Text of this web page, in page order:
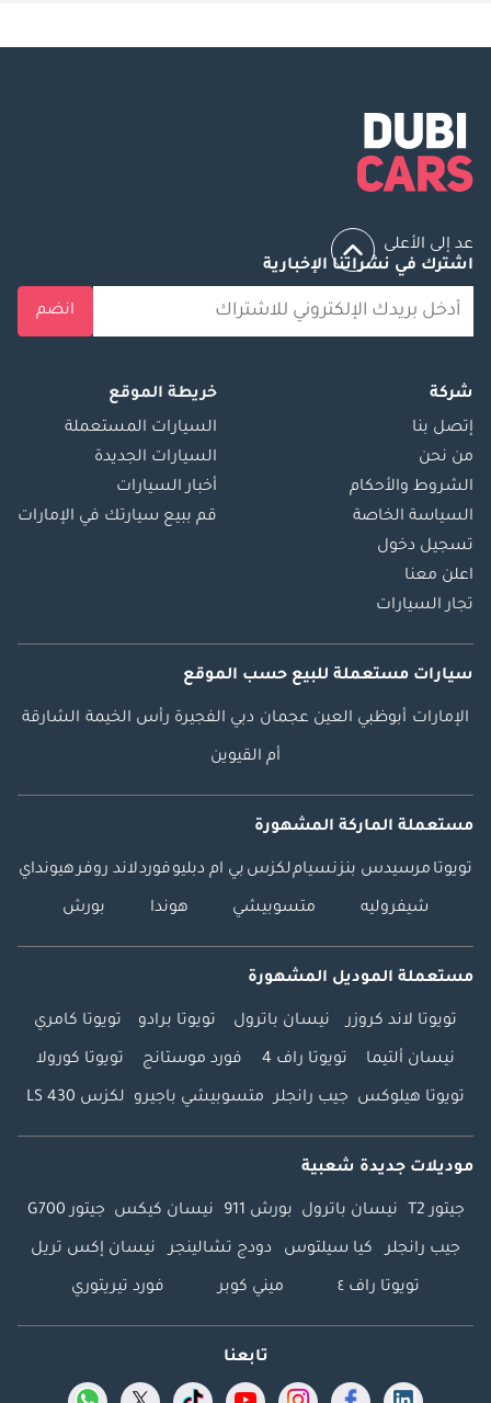
عد إلى الأعلى
اشترك في نشراتنا الإخبارية
انضم
شركة
إتصل بنا
من نحن
الشروط والأحكام
السياسة الخاصة
تسجيل دخول
اعلن معنا
تجار السيارات
خريطة الموقع
السيارات المستعملة
السيارات الجديدة
أخبار السيارات
قم ببيع سيارتك في الإمارات
سيارات مستعملة للبيع حسب الموقع
الإمارات أبوظبي العين عجمان دبي الفجيرة رأس الخيمة الشارقة
أم القيوين
مستعملة الماركة المشهورة
تويوتا مرسيدس بنزنسياملكزس بي ام دبليوفوردلاند روفرهيونداي
شيفروليه متسوبيشي هوندا بورش
مستعملة الموديل المشهورة
تويوتا لاند كروزر نيسان باترول تويوتا برادو تويوتا كامري
نيسان ألتيما تويوتا راف 4 فورد موستانج تويوتا كورولا
تويوتا هيلوكس جيب رانجلر متسوبيشي باجيرو لكزس LS 430
موديلات جديدة شعبية
جيتور T2 نيسان باترول بورش 911 نيسان كيكس جيتور G700
جيب رانجلر كيا سيلتوس دودج تشالينجر نيسان إكس تريل
تويوتا راف ٤ ميني كوبر فورد تيريتوري
تابعنا